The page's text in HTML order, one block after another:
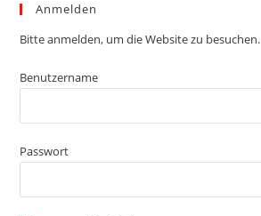
Anmelden
Bitte anmelden, um die Website zu besuchen.
Benutzername
Passwort